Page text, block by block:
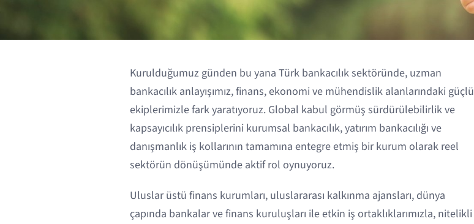
Kurulduğumuz günden bu yana Türk bankacılık sektöründe, uzman
bankacılık anlayışımız, finans, ekonomi ve mühendislik alanlarındaki güçlü
ekiplerimizle fark yaratıyoruz. Global kabul görmüş sürdürülebilirlik ve
kapsayıcılık prensiplerini kurumsal bankacılık, yatırım bankacılığı ve
danışmanlık iş kollarının tamamına entegre etmiş bir kurum olarak reel
sektörün dönüşümünde aktif rol oynuyoruz.
Uluslar üstü finans kurumları, uluslararası kalkınma ajansları, dünya
çapında bankalar ve finans kuruluşları ile etkin iş ortaklıklarımızla, nitelikli